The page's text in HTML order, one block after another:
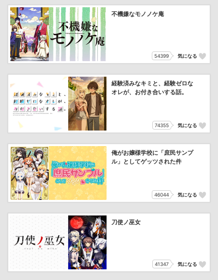
不機嫌なモノノケ庵
54399 気になる
経験済みなキミと、経験ゼロな
オレが、お付き合いする話。
74355 気になる
俺がお嬢様学校に「庶民サンプ
ル」としてゲッツされた件
46044 気になる
刀使ノ巫女
41347 気になる